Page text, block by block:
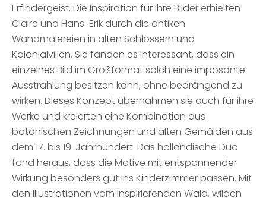
Erfindergeist. Die Inspiration für ihre Bilder erhielten
Claire und Hans-Erik durch die antiken
Wandmalereien in alten Schlössern und
Kolonialvillen. Sie fanden es interessant, dass ein
einzelnes Bild im Großformat solch eine imposante
Ausstrahlung besitzen kann, ohne bedrängend zu
wirken. Dieses Konzept übernahmen sie auch für ihre
Werke und kreierten eine Kombination aus
botanischen Zeichnungen und alten Gemälden aus
dem 17. bis 19. Jahrhundert. Das holländische Duo
fand heraus, dass die Motive mit entspannender
Wirkung besonders gut ins Kinderzimmer passen. Mit
den Illustrationen vom inspirierenden Wald, wilden